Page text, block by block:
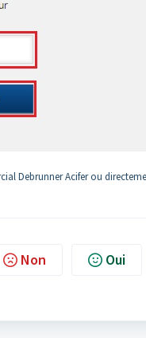
Debrunner Acifer ou
Non Oui